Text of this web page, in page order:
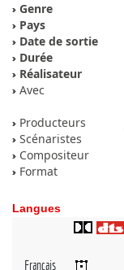
Genre
Pays
Date de sortie
Durée
Réalisateur
Avec
Producteurs
Scénaristes
Compositeur
Format
Langues
Français